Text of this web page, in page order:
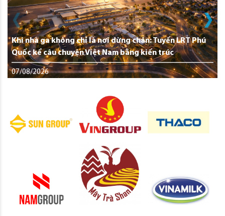
Khi nhà ga không chỉ là nơi dừng chân: Tuyến LRT Phú
Quốc kể câu chuyện Việt Nam bằng kiến trúc
07/08/2026